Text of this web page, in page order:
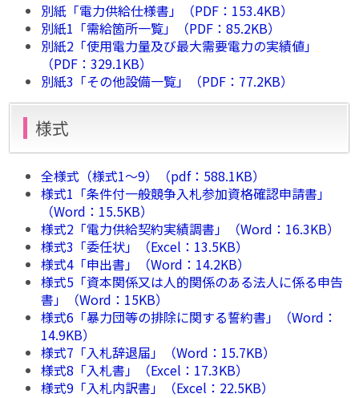
別紙「電力供給仕様書」（PDF：153.4KB）
別紙1「需給箇所一覧」（PDF：85.2KB）
別紙2「使用電力量及び最大需要電力の実績値」
（PDF：329.1KB）
別紙3「その他設備一覧」（PDF：77.2KB）
様式
全様式（様式1～9）（pdf：588.1KB）
様式1「条件付一般競争入札参加資格確認申請書」
（Word：15.5KB）
様式2「電力供給契約実績調書」（Word：16.3KB）
様式3「委任状」（Excel：13.5KB）
様式4「申出書」（Word：14.2KB）
様式5「資本関係又は人的関係のある法人に係る申告
書」（Word：15KB）
様式6「暴力団等の排除に関する誓約書」（Word：
14.9KB）
様式7「入札辞退届」（Word：15.7KB）
様式8「入札書」（Excel：17.3KB）
様式9「入札内訳書」（Excel：22.5KB）